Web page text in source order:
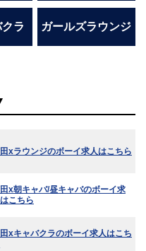
ラ ガールズラウンジ
xラウンジのボーイ求人はこちら
x朝キャバ/昼キャバのボーイ求
こちら
xキャバクラのボーイ求人はこち